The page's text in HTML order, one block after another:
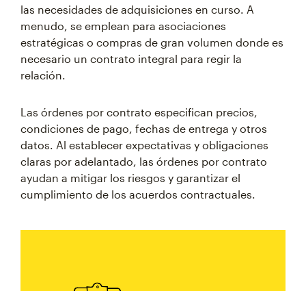
las necesidades de adquisiciones en curso. A
menudo, se emplean para asociaciones
estratégicas o compras de gran volumen donde es
necesario un contrato integral para regir la
relación.
Las órdenes por contrato especifican precios,
condiciones de pago, fechas de entrega y otros
datos. Al establecer expectativas y obligaciones
claras por adelantado, las órdenes por contrato
ayudan a mitigar los riesgos y garantizar el
cumplimiento de los acuerdos contractuales.